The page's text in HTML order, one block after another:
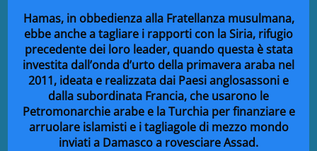
Hamas, in obbedienza alla Fratellanza musulmana,
ebbe anche a tagliare i rapporti con la Siria, rifugio
precedente dei loro leader, quando questa è stata
investita dall’onda d’urto della primavera araba nel
2011, ideata e realizzata dai Paesi anglosassoni e
dalla subordinata Francia, che usarono le
Petromonarchie arabe e la Turchia per finanziare e
arruolare islamisti e i tagliagole di mezzo mondo
inviati a Damasco a rovesciare Assad.